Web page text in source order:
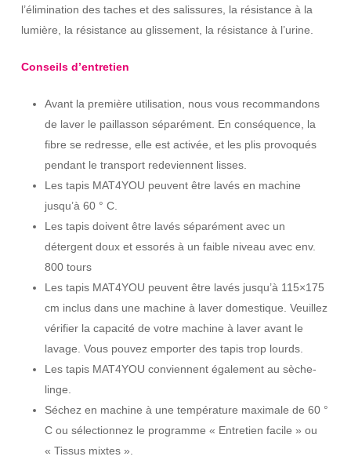
l’élimination des taches et des salissures, la résistance à la
lumière, la résistance au glissement, la résistance à l’urine.
Conseils d’entretien
Avant la première utilisation, nous vous recommandons
de laver le paillasson séparément. En conséquence, la
fibre se redresse, elle est activée, et les plis provoqués
pendant le transport redeviennent lisses.
Les tapis MAT4YOU peuvent être lavés en machine
jusqu’à 60 ° C.
Les tapis doivent être lavés séparément avec un
détergent doux et essorés à un faible niveau avec env.
800 tours
Les tapis MAT4YOU peuvent être lavés jusqu’à 115×175
cm inclus dans une machine à laver domestique. Veuillez
vérifier la capacité de votre machine à laver avant le
lavage. Vous pouvez emporter des tapis trop lourds.
Les tapis MAT4YOU conviennent également au sèche-
linge.
Séchez en machine à une température maximale de 60 °
C ou sélectionnez le programme « Entretien facile » ou
« Tissus mixtes ».